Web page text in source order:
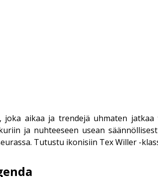
aikaa ja trendejä uhmaten
ja nuhteeseen usean
Tutustu ikonisiin Tex Willer -